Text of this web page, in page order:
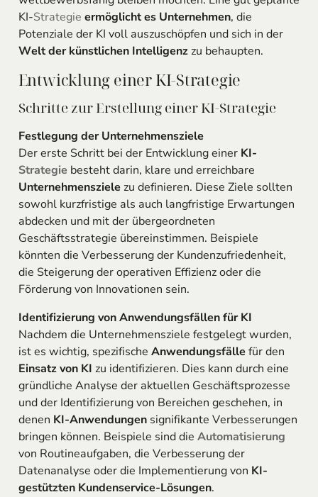
KI-Strategie ermöglicht es Unternehmen, die
Potenziale der KI voll auszuschöpfen und sich in der
Welt der künstlichen Intelligenzzu behaupten.
Entwicklung einer KI-Strategie
Schritte zur Erstellung einer KI-Strategie
Festlegung der Unternehmensziele
Der erste Schritt bei der Entwicklung einer KI-
Strategie besteht darin, klare und erreichbare
Unternehmenszielezu definieren. Diese Ziele sollten
sowohl kurzfristige als auch langfristige Erwartungen
abdecken und mit der übergeordneten
Geschäftsstrategie übereinstimmen. Beispiele
könnten die Verbesserung der Kundenzufriedenheit,
die Steigerung der operativen Effizienz oder die
Förderung von Innovationen sein.
Identifizierung von Anwendungsfällen für KI
Nachdem die Unternehmensziele festgelegt wurden,
ist es wichtig, spezifische Anwendungsfällefür den
Einsatz von KI zu identifizieren. Dies kann durch eine
gründliche Analyse der aktuellen Geschäftsprozesse
und der Identifizierung von Bereichen geschehen, in
denen KI-Anwendungensignifikante Verbesserungen
bringen können. Beispiele sind die Automatisierung
von Routineaufgaben, die Verbesserung der
Datenanalyse oder die Implementierung von KI-
gestützten Kundenservice-Lösungen.